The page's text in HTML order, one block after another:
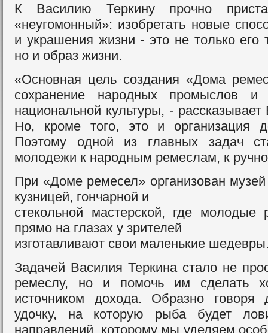
К Василию Теркину прочно
«неугомонный»: изобретать новые
и украшения жизни - это не только его
но и образ жизни.
«Основная цель создания «Дома
сохранение народных промыслов
национальной культуры, -
Но, кроме того, это и организация
Поэтому одной из главных задач
молодежи к народным ремеслам, к
При «Доме ремесел» организован
кузницей, гончарной и
стекольной мастерской, где молодые
прямо на глазах у зрителей
изготавливают свои маленькие
Задачей Василия Теркина стало не
ремеслу, но и помочь им сделать
источником дохода. Образно
удочку, на которую рыба будет
направлений, которому мы уделяем